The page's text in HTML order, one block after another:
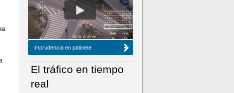
NÚMERO ACTUAL HEMEROTECA
Imprudencia en patinete
El tráfico en tiempo
real